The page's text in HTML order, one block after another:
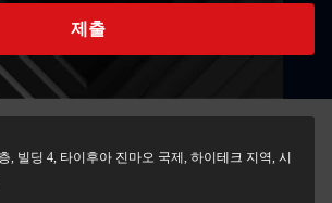
제출
, 빌딩 4, 타이후아 진마오 국제, 하이테크 지역, 시